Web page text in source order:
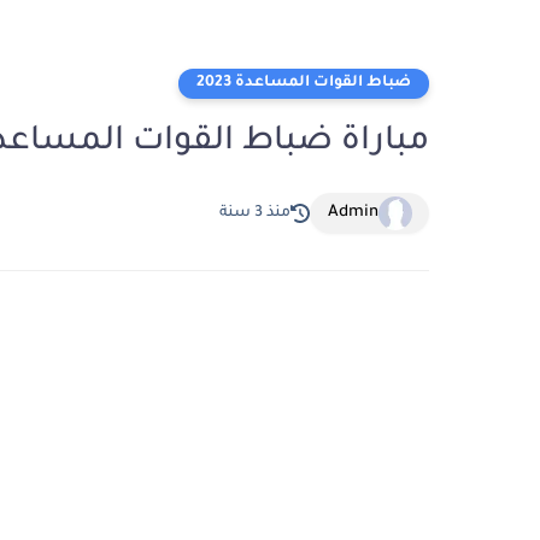
ضباط القوات المساعدة 2023
مباراة ضباط القوات المساعدة
Admin منذ 3 سنة